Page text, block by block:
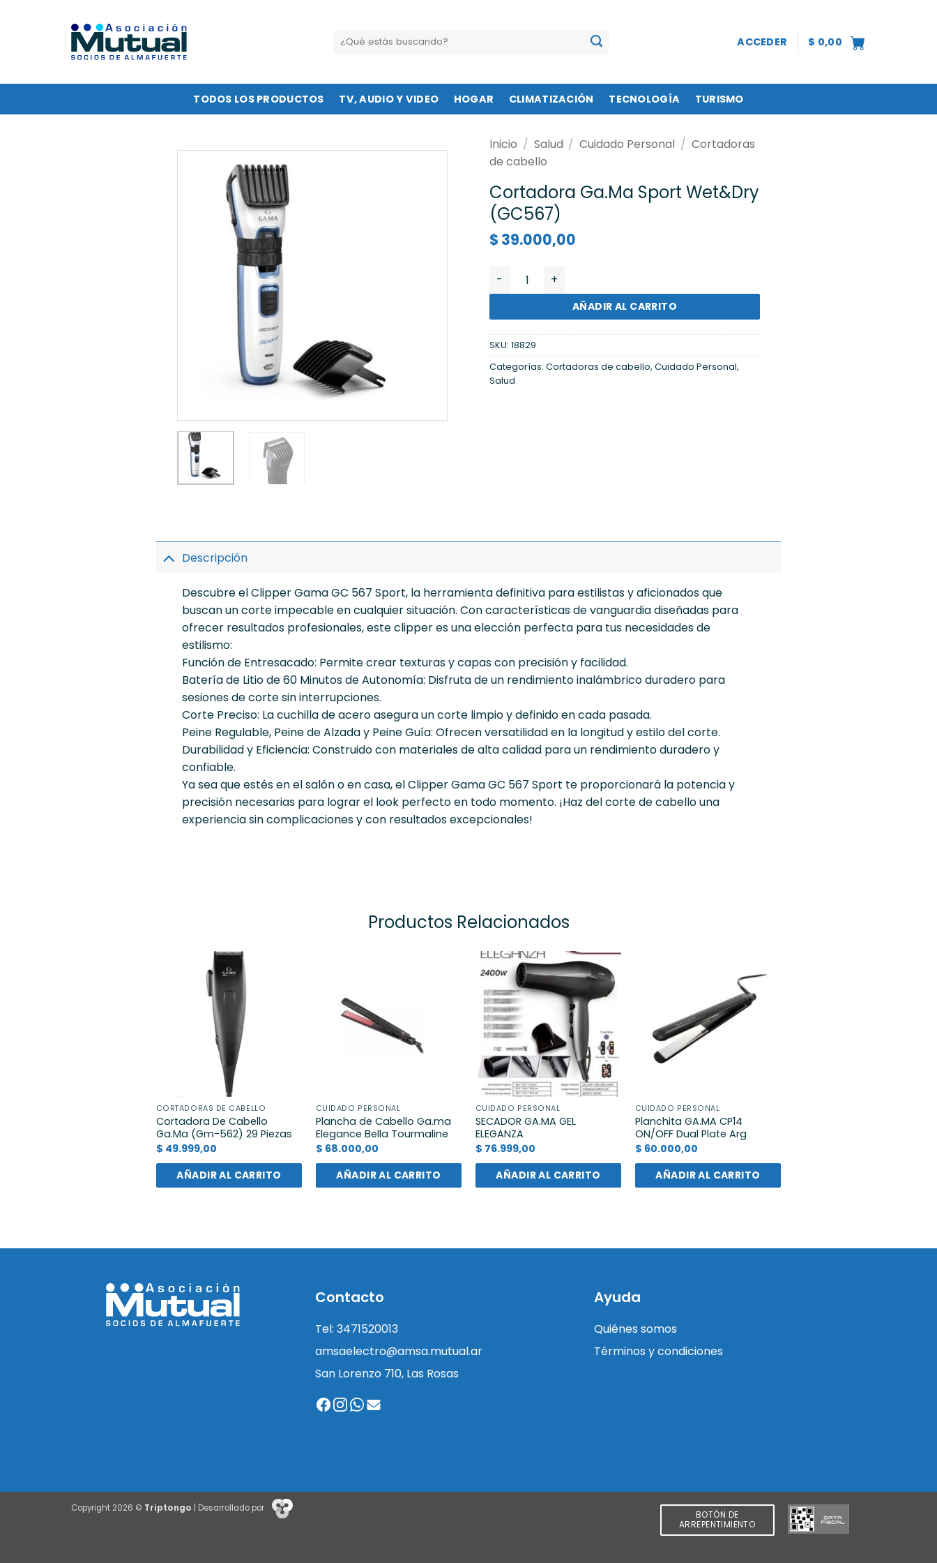
Buscar
por:
ACCEDER $ 0,00
TODOS LOS PRODUCTOS TV, AUDIO Y VIDEO HOGAR CLIMATIZACIÓN TECNOLOGÍA TURISMO
Inicio / Salud / Cuidado Personal / Cortadoras
de cabello
Cortadora Ga.Ma Sport Wet&Dry
(GC567)
$ 39.000,00
Cortadora Ga.Ma Sport Wet&Dry (GC567) cantidad
AÑADIR AL CARRITO
SKU: 18829
Categorías: Cortadoras de cabello, Cuidado Personal,
Salud
Descripción
Descubre el Clipper Gama GC 567 Sport, la herramienta definitiva para estilistas y aficionados que
buscan un corte impecable en cualquier situación. Con características de vanguardia diseñadas para
ofrecer resultados profesionales, este clipper es una elección perfecta para tus necesidades de
estilismo:
Función de Entresacado: Permite crear texturas y capas con precisión y facilidad.
Batería de Litio de 60 Minutos de Autonomía: Disfruta de un rendimiento inalámbrico duradero para
sesiones de corte sin interrupciones.
Corte Preciso: La cuchilla de acero asegura un corte limpio y definido en cada pasada.
Peine Regulable, Peine de Alzada y Peine Guía: Ofrecen versatilidad en la longitud y estilo del corte.
Durabilidad y Eficiencia: Construido con materiales de alta calidad para un rendimiento duradero y
confiable.
Ya sea que estés en el salón o en casa, el Clipper Gama GC 567 Sport te proporcionará la potencia y
precisión necesarias para lograr el look perfecto en todo momento. ¡Haz del corte de cabello una
experiencia sin complicaciones y con resultados excepcionales!
Productos Relacionados
CORTADORAS DE CABELLO
Cortadora De Cabello
Ga.Ma (Gm-562) 29 Piezas
$ 49.999,00
AÑADIR AL CARRITO
CUIDADO PERSONAL
Plancha de Cabello Ga.ma
Elegance Bella Tourmaline
$ 68.000,00
AÑADIR AL CARRITO
CUIDADO PERSONAL
SECADOR GA.MA GEL
ELEGANZA
$ 76.999,00
AÑADIR AL CARRITO
CUIDADO PERSONAL
Planchita GA.MA CP14
ON/OFF Dual Plate Arg
$ 60.000,00
AÑADIR AL CARRITO
Contacto
Tel: 3471520013
amsaelectro@amsa.mutual.ar
San Lorenzo 710, Las Rosas
Ayuda
Quiénes somos
Términos y condiciones
BOTÓN DE
ARREPENTIMIENTO
Copyright 2026 © Triptongo | Desarrollado por